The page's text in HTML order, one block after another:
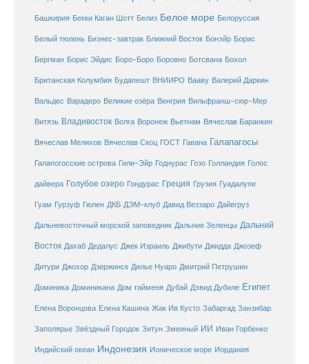
Башкирия Бекки Каган Шотт Белиз Белое море Белоруссия
Белый тюлень Бизнес-завтрак Ближний Восток Бонэйр Борис
Бергман Борис Эйдис Боро-Боро Боровно Ботсвана Бохол
Британская Колумбия Будапешт ВНИИРО Вааву Валерий Даркин
Вальдес Варадеро Великие озёра Венгрия Вильфранш-сюр-Мер
Витязь Владивосток Волга Воронеж Вьетнам Вячеслав Баранкин
Вячеслав Мелихов Вячеслав Скоц ГОСТ Гавана Галапагосы
Галапогосские острова Гили-Эйр Годнурас Гозо Голландия Голос
дайвера Голубое озеро Гондурас Греция Грузия Гуадалупе
Гуам Гурзуф Гюлен ДКБ ДЭМ-клуб Давид Веззаро Дайвгруз
Дальневосточный морской заповедник Дальние Зеленцы Дальний
Восток Дахаб Дедалус Джек Израиль Джибути Джидда Джозеф
Дитури Джохор Дзержинск Дилье Нуаро Дмитрий Петрушин
Доминика Доминикана Дом тайменя Дубай Дэвид Дубиле Египет
Елена Воронцова Елена Кашина Жак Ив Кусто Забаргад Занзибар
Заполярье Звёздный Городок Зитун Змеиный ИИ Иван Горбенко
Индийский океан Индонезия Ионическое море Иордания